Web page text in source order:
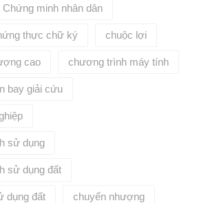
Chứng minh nhân dân
thực chữ ký chuộc lợi
cao chương trình máy tính
bay giải cứu
sử dụng
sử dụng đất
dụng đất chuyển nhượng